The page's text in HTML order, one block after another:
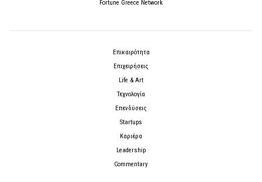
Fortune Greece Network
Επικαιρότητα
Επιχειρήσεις
Life & Art
Τεχνολογία
Επενδύσεις
Startups
Καριέρα
Leadership
Commentary